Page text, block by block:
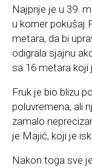
Najprije je u 39.
u korner pokušaj
metara, da bi
odigrala sjajnu
sa 16 metara koji
Fruk je bio blizu
poluvremena, ali
zamalo
je Majić, koji je
Nakon toga sve